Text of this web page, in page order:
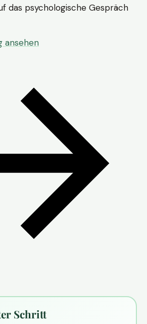
das psychologische Gespräch
ansehen
Schritt